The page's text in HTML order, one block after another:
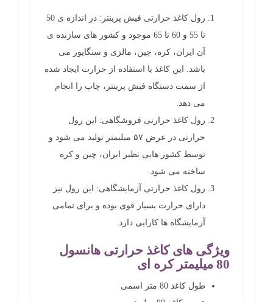
رول کاغذ حرارتی فیش پرینتر: در اندازه ی 50
تا 55 و 60 تا 65 موجود و کشور های سازنده ی
آن ایران، کره، چین، مالزی و سنگاپور می
باشد. این کاغذ با استفاده از حرارت ایجاد شده
از سمت دستگاه فیش پرینتر، چاپ را انجام
می دهد.
رول کاغذ حرارتی فروشگاهی: این رول
حرارتی در عرض ۵۷ میلیمتر تولید می شود و
توسط کشور هایی نظیر ایران، چین و کره
ساخته می شود.
رول کاغذ حرارتی آزمایشگاهی: این رول نیز
دارای حرارت بسیار قوی بوده و برای تمامی
آزمایشگاه ها کارایی دارد.
ویژگی های کاغذ حرارتی هانسول
80 میلیمتر کره ای
طول کاغذ 80 متر اسمی